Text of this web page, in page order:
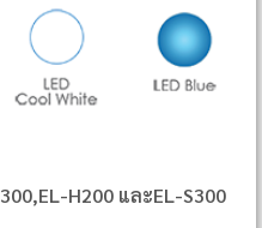
H200 และEL-S300